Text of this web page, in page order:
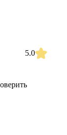
5.0